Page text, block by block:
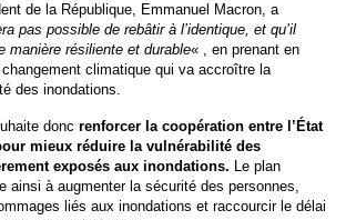
de la République, Emmanuel Macron, a
pas possible de rebâtir à l’identique, et qu’il
manière résiliente et durable« , en prenant en
climatique qui va accroître la
des inondations.
donc renforcer la coopération entre l’État
mieux réduire la vulnérabilité des
exposés aux inondations. Le plan
ainsi à augmenter la sécurité des personnes,
liés aux inondations et raccourcir le délai